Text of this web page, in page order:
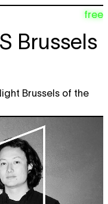
free
Brussels
Brussels of the